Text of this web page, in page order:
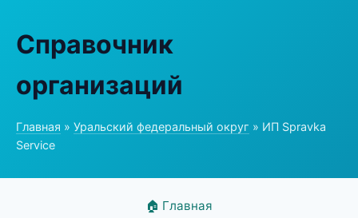
Справочник
организаций
Главная » Уральский федеральный округ » ИП Spravka
Service
🏠 Главная